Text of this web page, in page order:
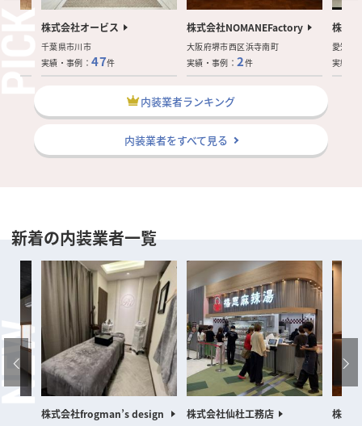
株式会社オービス
千葉県市川市
実績・事例：47件
株式会社NOMANEFactory
大阪府堺市西区浜寺南町
実績・事例：2件
株式
愛知県
実績・
内装業者ランキング
内装業者をすべて見る
新着の内装業者一覧
株式会社frogman’s design 株式会社仙杜工務店 株式